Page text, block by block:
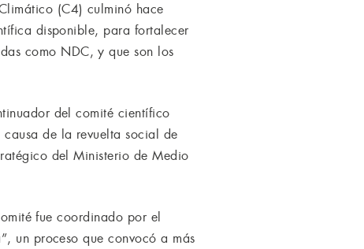
(C4) culminó hace
disponible, para fortalecer
como NDC, y que son los
del comité científico
de la revuelta social de
del Ministerio de Medio
fue coordinado por el
un proceso que convocó a más